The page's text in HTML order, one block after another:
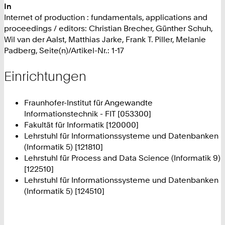
In
Internet of production : fundamentals, applications and
proceedings / editors: Christian Brecher, Günther Schuh,
Wil van der Aalst, Matthias Jarke, Frank T. Piller, Melanie
Padberg, Seite(n)/Artikel-Nr.: 1-17
Einrichtungen
Fraunhofer-Institut für Angewandte
Informationstechnik - FIT [053300]
Fakultät für Informatik [120000]
Lehrstuhl für Informationssysteme und Datenbanken
(Informatik 5) [121810]
Lehrstuhl für Process and Data Science (Informatik 9)
[122510]
Lehrstuhl für Informationssysteme und Datenbanken
(Informatik 5) [124510]